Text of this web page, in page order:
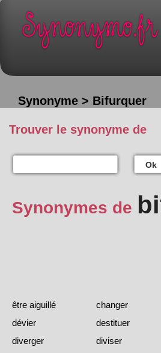
Synonyme > Bifurquer
Trouver le synonyme de
Ok
Synonymes de
être aiguillé
changer
dévier
destituer
diverger
diviser